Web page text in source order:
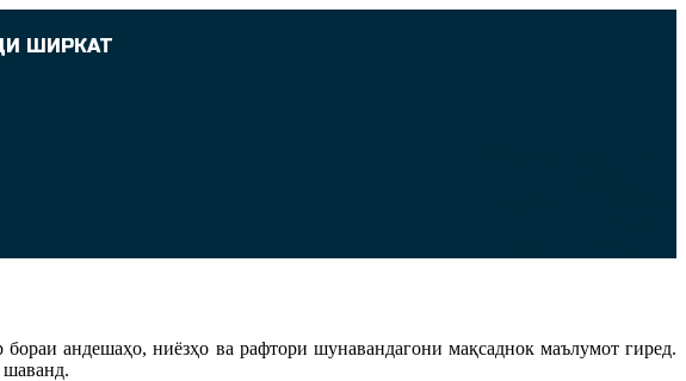
ШИРКАТ
андешаҳо, ниёзҳо ва рафтори шунавандагони мақсаднок маълумот гиред.
шаванд.